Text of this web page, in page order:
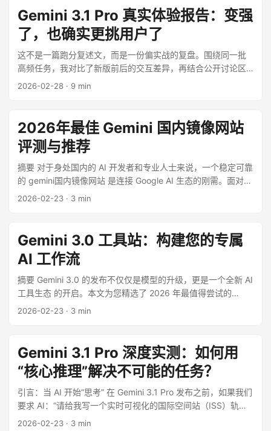
Gemini 3.1 Pro 真实体验报告：变强
了，也确实更挑用户了
这不是一篇跑分复述文，而是一份偏实战的复盘。围绕同一批
高频任务，我对比了新版前后的交互差异，再结合公开讨论区
里的真实体验，得到一个比较明确的结论：Gemini 3.1 Pro 的
出，Gemini 3.1 Pro 的收益会非常明显。 ...
2026-02-28 · 9 min
2026年最佳 Gemini 国内镜像网站
评测与推荐
摘要 对于身处国内的 AI 开发者和专业人士来说，一个稳定可靠
的 gemini国内镜像网站 是连接 Google AI 生态的刚需。面对
2026 年更加复杂的镜像市场，如何避坑？本文基于30 天的持
2026-02-23 · 3 min
Gemini 3.0 工具站：构建您的专属
AI 工作流
摘要 Gemini 3.0 的发布不仅仅是模型的升级，更是一个全新 AI
工具生态 的开启。本文为您精选了 2026 年最值得尝试的
Gemini 工具站 和插件，涵盖文档处理、多媒体创作与代码开发
2026-02-23 · 3 min
Gemini 3.1 Pro 深度实测：如何用
“核心推理”解决不可能的任务？
引言：当 AI 开始“思考” 在 Gemini 3.1 Pro 发布之前，如果我们
要求 AI：“请给我写一个实时可视化的国际空间站（ISS）轨道
追踪仪表盘，只用 HTML 和 JS，不要依赖庞大的库。” ...
2026-02-23 · 3 min